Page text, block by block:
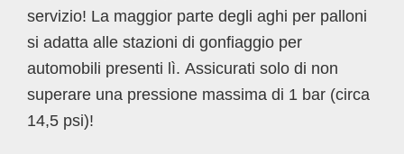
servizio! La maggior parte degli aghi per palloni
si adatta alle stazioni di gonfiaggio per
automobili presenti lì. Assicurati solo di non
superare una pressione massima di 1 bar (circa
14,5 psi)!